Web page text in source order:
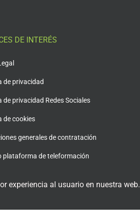
DE INTERÉS
de privacidad
de privacidad Redes Sociales
de cookies
generales de contratación
plataforma de teleformación
experiencia al usuario en nuestra